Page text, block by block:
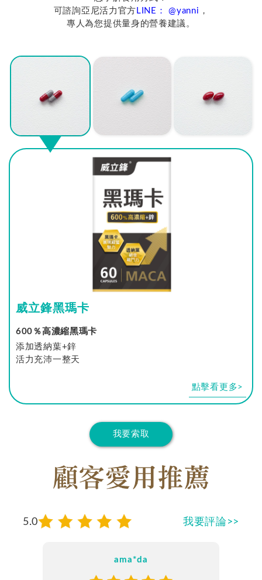
可諮詢亞尼活力官方 LINE： @yanni ，
專人為您提供量身的營養建議。
威立鋒黑瑪卡
600％高濃縮黑瑪卡
添加透納葉+鋅
活力充沛一整天
點擊看更多
我要索取
5.0 我要評論>>
ama*da
沂*
Li*da
花*囍